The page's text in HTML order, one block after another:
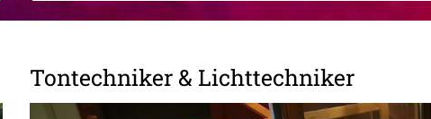
Tontechniker & Lichttechniker